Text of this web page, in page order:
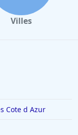
Villes
Cote d Azur